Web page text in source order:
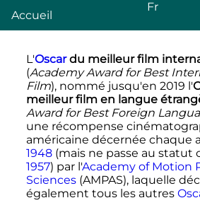
Accueil
Fr
L'Oscardu meilleur film
(Academy Award for Best
Film), nommé jusqu'en 2019 l'
meilleur film en langue
Award for Best Foreign
une récompense
américaine décernée chaque
1948(mais ne passe au statut
1957) par l'Academy of Motion
Sciences(AMPAS), laquelle
également tous les autres